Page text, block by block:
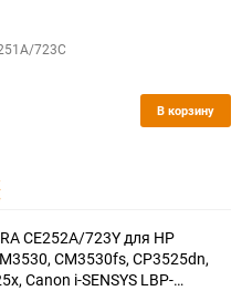
723C
В корзину
CE252A/723Y для HP
CM3530fs, CP3525dn,
Canon i-SENSYS LBP-